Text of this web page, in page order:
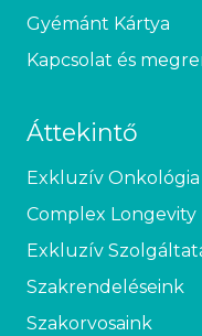
Gyémánt Kártya
Kapcsolat és
Áttekintő
Exkluzív Onkológia
Complex Longevity
Exkluzív
Szakrendeléseink
Szakorvosaink